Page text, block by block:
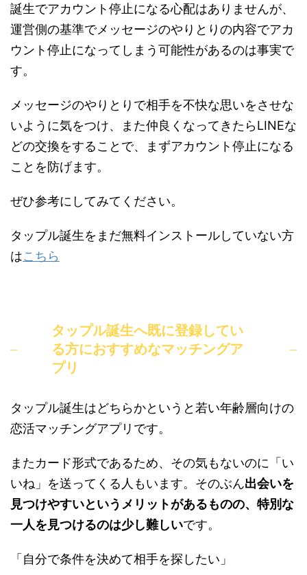
誕生でアカウント停止になる心配はありませんが、
運営側の基準でメッセージのやりとりの内容でアカ
ウント停止になってしまう可能性があるのは事実で
す。
メッセージのやりとりで相手を不快な思いをさせな
いように気をつけ、また仲良くなってきたらLINEな
どの交換をすることで、まずアカウント停止になる
ことを防げます。
ぜひ参考にしてみてください。
タップル誕生をまだ無料インストールしていない方
はこちら
タップル誕生へ既に登録してい
る方におすすめなマッチングア
プリ
タップル誕生はどちらかというと若い年齢層向けの
恋活マッチングアプリです。
またカード形式であるため、その気もないのに「い
いね」を送ってくる人もいます。そのぶん出会いを
見つけやすいというメリットがあるものの、特別な
一人を見つけるのは少し難しいです。
「自分で条件を決めて相手を探したい」